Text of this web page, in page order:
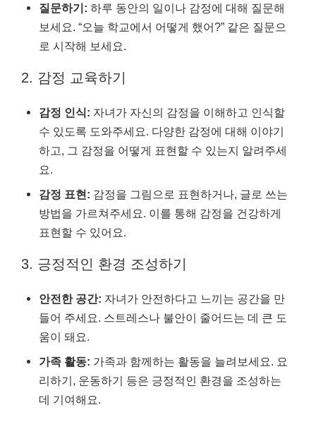
질문하기: 하루 동안의 일이나 감정에 대해 질문해
보세요. “오늘 학교에서 어떻게 했어?” 같은 질문으
로 시작해 보세요.
2. 감정 교육하기
감정 인식: 자녀가 자신의 감정을 이해하고 인식할
수 있도록 도와주세요. 다양한 감정에 대해 이야기
하고, 그 감정을 어떻게 표현할 수 있는지 알려주세
요.
감정 표현: 감정을 그림으로 표현하거나, 글로 쓰는
방법을 가르쳐주세요. 이를 통해 감정을 건강하게
표현할 수 있어요.
3. 긍정적인 환경 조성하기
안전한 공간: 자녀가 안전하다고 느끼는 공간을 만
들어 주세요. 스트레스나 불안이 줄어드는 데 큰 도
움이 돼요.
가족 활동: 가족과 함께하는 활동을 늘려보세요. 요
리하기, 운동하기 등은 긍정적인 환경을 조성하는
데 기여해요.